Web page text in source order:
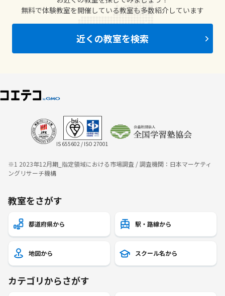
無料で体験教室を開催している教室も多数紹介しています
近くの教室を検索
IS 655602 / ISO 27001
※1 2023年12月期_指定領域における市場調査 / 調査機関：日本マーケティ
ングリサーチ機構
教室をさがす
都道府県から 駅・路線から
地図から スクール名から
カテゴリからさがす